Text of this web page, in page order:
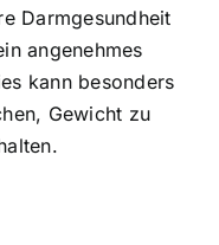
Darmgesundheit
angenehmes
kann besonders
Gewicht zu